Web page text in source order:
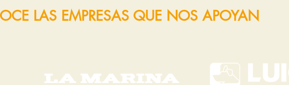
LAS EMPRESAS QUE NOS APOYAN